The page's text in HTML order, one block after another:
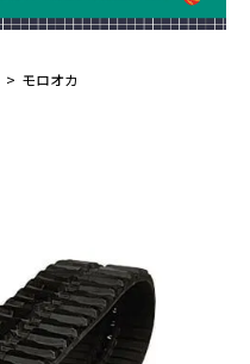
モロオカ